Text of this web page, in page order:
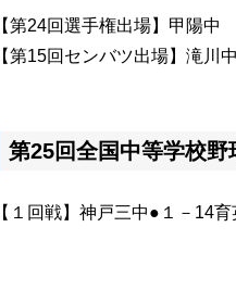
【第24回選手権出場】甲陽中
【第15回センバツ出場】滝川
第25回全国中等学校
【１回戦】神戸三中●１－14